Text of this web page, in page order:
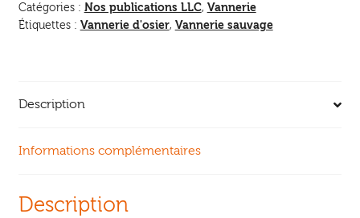
Catégories : Nos publications LLC, Vannerie
Étiquettes : Vannerie d'osier, Vannerie sauvage
Description
Informations complémentaires
Description